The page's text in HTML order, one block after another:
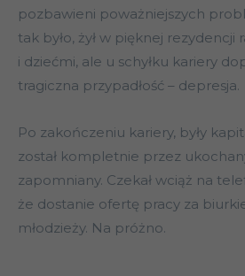
pozbawieni poważniejszych
tak było, żył w pięknej rezydencji
i dziećmi, ale u schyłku kariery
tragiczna przypadłość – depresja.
Po zakończeniu kariery, były
został kompletnie przez
zapomniany. Czekał wciąż na
że dostanie ofertę pracy za
młodzieży. Na próżno.